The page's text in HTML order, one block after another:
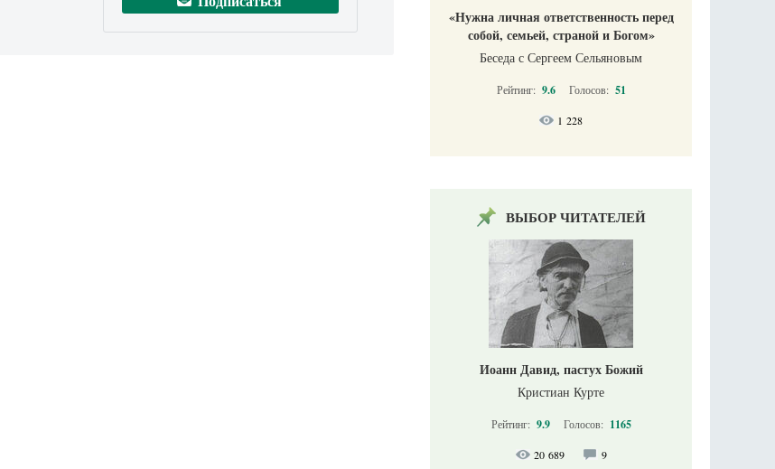
«Нужна личная ответственность перед
собой, семьей, страной и Богом»
Беседа с Сергеем Сельяновым
Рейтинг: 9.6 Голосов: 51
1 228
ВЫБОР ЧИТАТЕЛЕЙ
Иоанн Давид, пастух Божий
Кристиан Курте
Рейтинг: 9.9 Голосов: 1165
20 689 9